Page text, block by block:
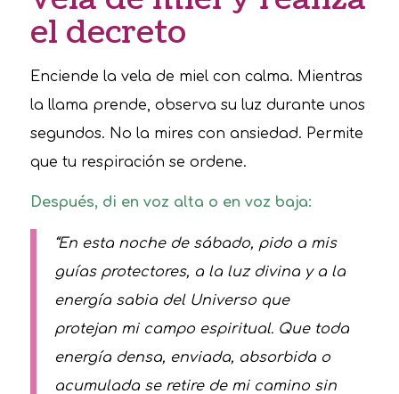
el decreto
Enciende la vela de miel con calma. Mientras
la llama prende, observa su luz durante unos
segundos. No la mires con ansiedad. Permite
que tu respiración se ordene.
Después, di en voz alta o en voz baja:
“En esta noche de sábado, pido a mis
guías protectores, a la luz divina y a la
energía sabia del Universo que
protejan mi campo espiritual. Que toda
energía densa, enviada, absorbida o
acumulada se retire de mi camino sin